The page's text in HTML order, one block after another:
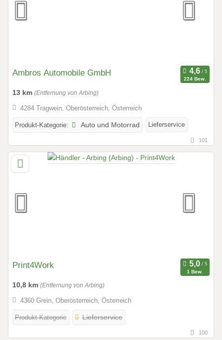
Ambros Automobile GmbH
224 Bew.
13 km (Entfernung von Arbing)
4284 Tragwein, Oberösterreich, Österreich
Produkt-Kategorie: Auto und Motorrad Lieferservice
101
Print4Work
1 Bew.
10,8 km (Entfernung von Arbing)
4360 Grein, Oberösterreich, Österreich
Produkt-Kategorie Lieferservice
100